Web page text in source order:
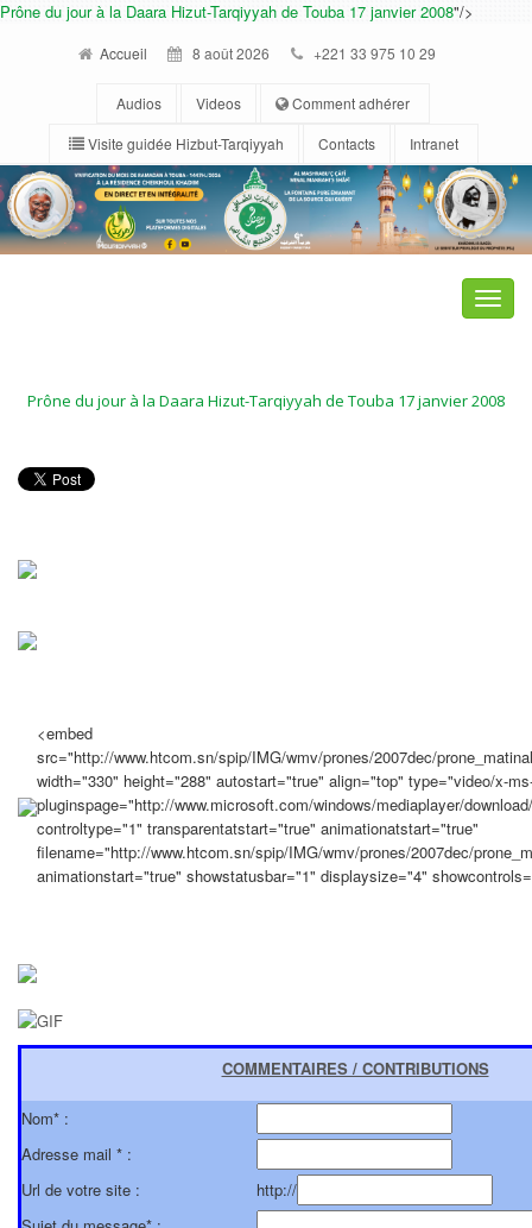
Prône du jour à la Daara Hizut-Tarqiyyah de Touba 17 janvier 2008"/>
Accueil 8 août 2026 +221 33 975 10 29
Audios Videos
Comment adhérer
Visite guidée Hizbut-Tarqiyyah
Contacts Intranet
Toggle
Prône du jour à la Daara Hizut-Tarqiyyah de Touba 17 janvier 2008
<embed
src="http://www.htcom.sn/spip/IMG/wmv/prones/2007dec/
width="330" height="288" autostart="true" align="top" type="video/x-
pluginspage="http://www.microsoft.com/windows/mediaplayer/
controltype="1" transparentatstart="true" animationatstart="true"
filename="http://www.htcom.sn/spip/IMG/wmv/prones/2007dec/
animationstart="true" showstatusbar="1" displaysize="4"
COMMENTAIRES / CONTRIBUTIONS
Nom* :
Adresse mail * :
Url de votre site :
http://